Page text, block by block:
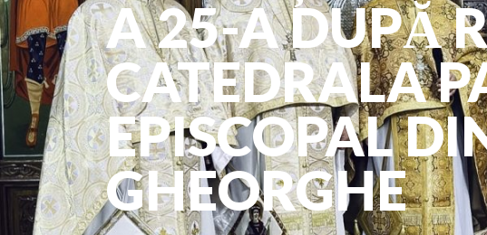
A 25-A DUPĂ
CATEDRALA
EPISCOPAL
GHEORGHE